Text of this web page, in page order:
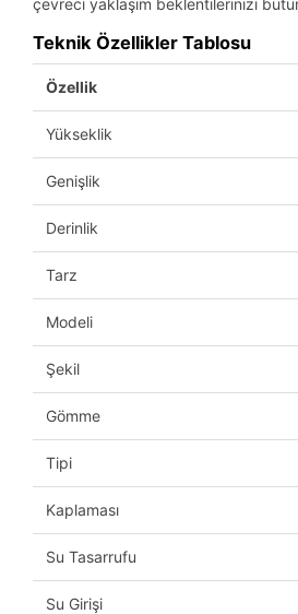
çevreci yaklaşım beklentilerinizi
Teknik Özellikler Tablosu
Özellik
Yükseklik
Genişlik
Derinlik
Tarz
Modeli
Şekil
Gömme
Tipi
Kaplaması
Su Tasarrufu
Su Girişi